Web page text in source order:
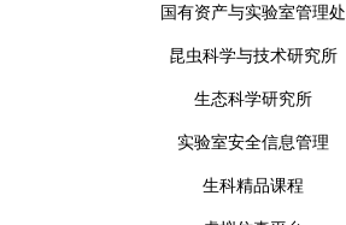
国有资产与实验室管理处
昆虫科学与技术研究所
生态科学研究所
实验室安全信息管理
生科精品课程